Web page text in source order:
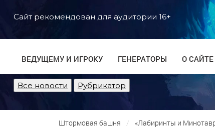
Сайт рекомендован для аудитории 16+
ВЕДУЩЕМУ И ИГРОКУ ГЕНЕРАТОРЫ О САЙТЕ
Все новости
Рубрикатор
Штормовая башня «Лабиринты и